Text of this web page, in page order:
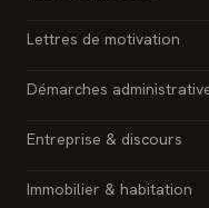
Lettres de motivation
Démarches
Entreprise & discours
Immobilier & habitation